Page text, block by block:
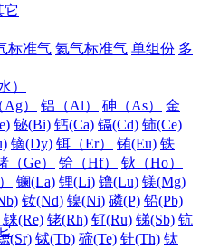
它
标准气 氦气标准气 单组份 多
）
） 铝（Al） 砷（As）
金
铋(Bi) 钙(Ca) 镉(Cd) 铈(Ce)
镝(Dy) 铒（Er） 铕(Eu) 铁
（Ge） 铪（Hf）
钬（Ho）
镧(La) 锂(Li) 镥(Lu) 镁(Mg)
钕(Nd) 镍(Ni) 磷(P) 铅(Pb)
铼(Re) 铑(Rh) 钌(Ru) 锑(Sb) 钪
(Sr) 铽(Tb) 碲(Te) 钍(Th) 钛